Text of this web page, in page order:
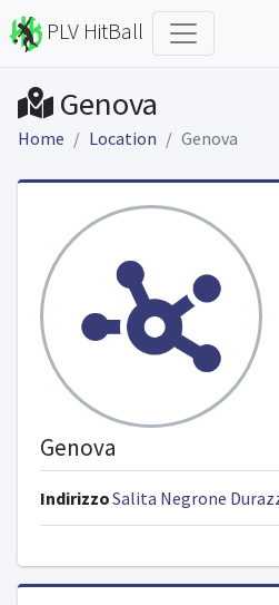
PLV HitBall
Genova
Home Location Genova
Genova
IndirizzoSalita Negrone